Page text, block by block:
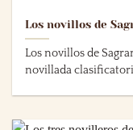
Los novillos de
Los novillos de
novillada